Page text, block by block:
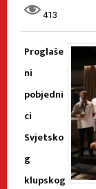
413
Proglaše
ni
pobjedni
ci
Svjetsko
g
klupskog